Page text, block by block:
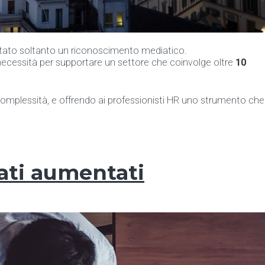
soltanto un riconoscimento mediatico.
per supportare un settore che coinvolge oltre 10
e offrendo ai professionisti HR uno strumento che
aumentati